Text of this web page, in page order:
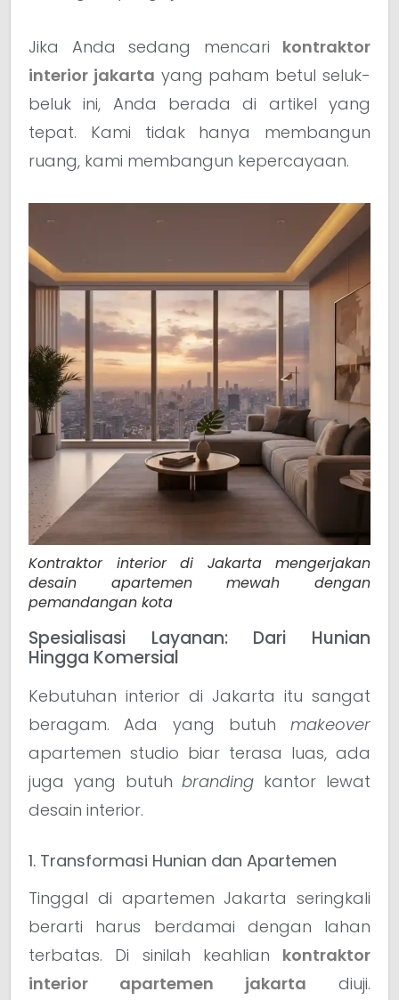
Jika Anda sedang mencari kontraktor
interior jakarta yang paham betul seluk-
beluk ini, Anda berada di artikel yang
tepat. Kami tidak hanya membangun
ruang, kami membangun kepercayaan.
Kontraktor interior di Jakarta mengerjakan
desain apartemen mewah dengan
pemandangan kota
Spesialisasi Layanan: Dari Hunian
Hingga Komersial
Kebutuhan interior di Jakarta itu sangat
beragam. Ada yang butuh makeover
apartemen studio biar terasa luas, ada
juga yang butuhbranding kantor lewat
desain interior.
1. Transformasi Hunian dan Apartemen
Tinggal di apartemen Jakarta seringkali
berarti harus berdamai dengan lahan
terbatas. Di sinilah keahlian kontraktor
interior apartemen jakarta diuji.